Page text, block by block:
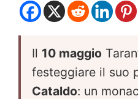
Il 10 maggio
festeggiare il suo
Cataldo: un